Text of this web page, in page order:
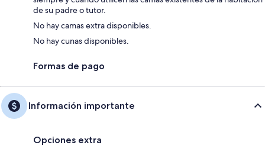
de su padre o tutor.
No hay camas extra disponibles.
No hay cunas disponibles.
Formas de pago
Información importante
Opciones extra